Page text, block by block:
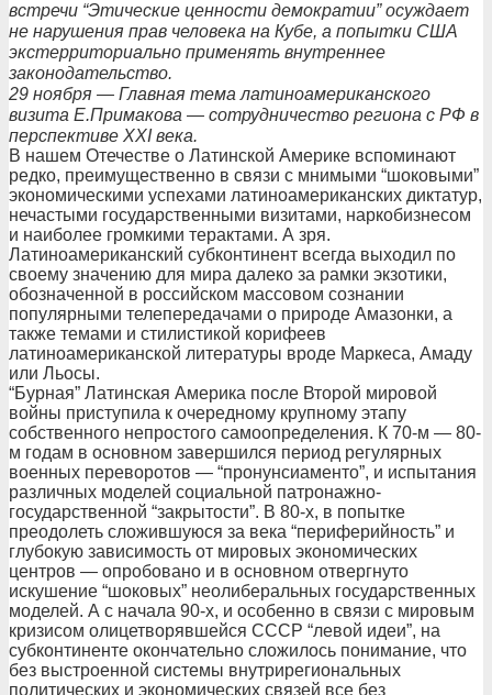
встречи “Этические ценности демократии” осуждает
не нарушения прав человека на Кубе, а попытки США
экстерриториально применять внутреннее
законодательство.
29 ноября — Главная тема латиноамериканского
визита Е.Примакова — сотрудничество региона с РФ в
перспективе XXI века.
В нашем Отечестве о Латинской Америке вспоминают
редко, преимущественно в связи с мнимыми “шоковыми”
экономическими успехами латиноамериканских диктатур,
нечастыми государственными визитами, наркобизнесом
и наиболее громкими терактами. А зря.
Латиноамериканский субконтинент всегда выходил по
своему значению для мира далеко за рамки экзотики,
обозначенной в российском массовом сознании
популярными телепередачами о природе Амазонки, а
также темами и стилистикой корифеев
латиноамериканской литературы вроде Маркеса, Амаду
или Льосы.
“Бурная” Латинская Америка после Второй мировой
войны приступила к очередному крупному этапу
собственного непростого самоопределения. К 70-м — 80-
м годам в основном завершился период регулярных
военных переворотов — “пронунсиаменто”, и испытания
различных моделей социальной патронажно-
государственной “закрытости”. В 80-х, в попытке
преодолеть сложившуюся за века “периферийность” и
глубокую зависимость от мировых экономических
центров — опробовано и в основном отвергнуто
искушение “шоковых” неолиберальных государственных
моделей. А с начала 90-х, и особенно в связи с мировым
кризисом олицетворявшейся СССР “левой идеи”, на
субконтиненте окончательно сложилось понимание, что
без выстроенной системы внутрирегиональных
политических и экономических связей все без